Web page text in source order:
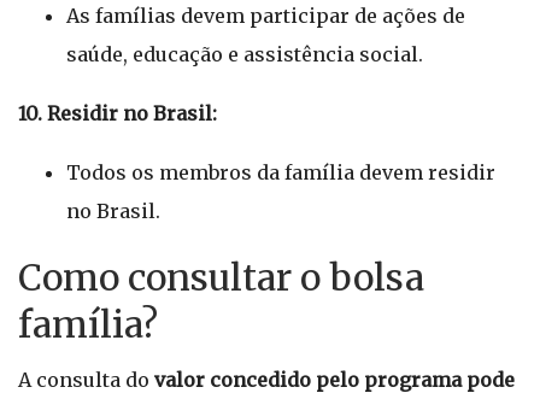
As famílias devem participar de ações de
saúde, educação e assistência social.
10. Residir no Brasil:
Todos os membros da família devem residir
no Brasil.
Como consultar o bolsa
família?
A consulta do valor concedido pelo programa pode